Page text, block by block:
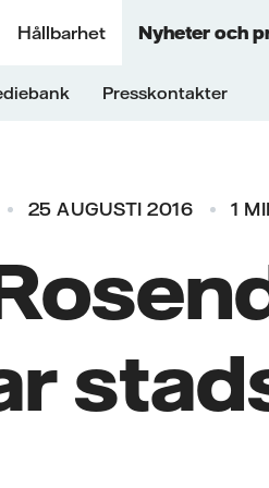
Hållbarhet Nyheter och
Presskontakter
25 AUGUSTI 2016 1